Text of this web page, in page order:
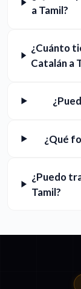
a Tamil?
¿Cuánto
Catalán a
¿Qué
¿Puedo
Tamil?